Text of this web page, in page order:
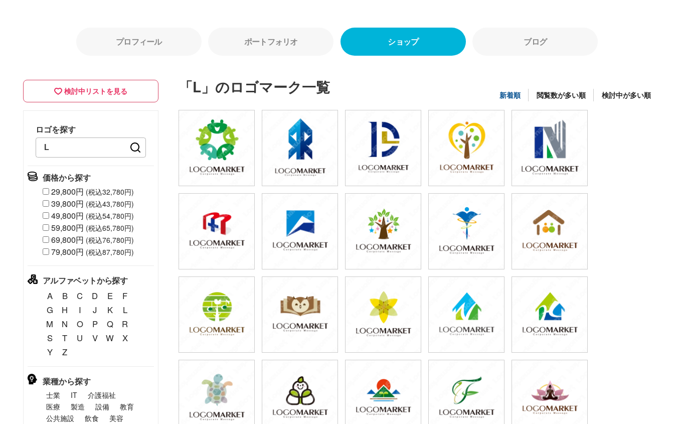
プロフィール ポートフォリオ ショップ ブログ
検討中リストを見る
ロゴを探す
価格から探す
29,800円 (税込32,780円)
39,800円 (税込43,780円)
49,800円 (税込54,780円)
59,800円 (税込65,780円)
69,800円 (税込76,780円)
79,800円 (税込87,780円)
アルファベットから探す
A B C D E
F
G
H I J K
L
M
N O P Q
R
S
T U V W
X
Y
Z
業種から探す
士業 IT
介護福祉
医療
製造 設備
教育
公共施設
飲食
美容
「L」のロゴマーク一覧 新着順 閲覧数が多い順 検討中が多い順
79,800円
(税込87,780円)
79,800円
(税込87,780円)
79,800円
(税込87,780円)
79,800円
(税込87,780円)
79,800円
(税込87,780円)
79,800円
(税込87,780円)
79,800円
(税込87,780円)
79,800円
(税込87,780円)
79,800円
(税込87,780円)
69,800円
(税込76,780円)
79,800円
(税込87,780円)
79,800円
(税込87,780円)
79,800円
(税込87,780円)
69,800円
(税込76,780円)
69,800円
(税込76,780円)